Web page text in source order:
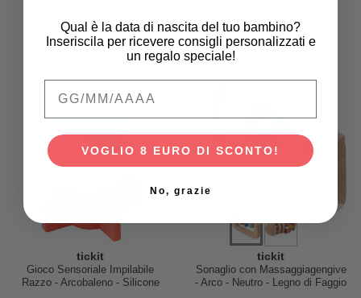
tickit
Gioco Sensoriale Impilabile
Razzo - Arcobaleno - Silicone
tickit
Sonaglio con Massaggiagengive
- Arco - Neutro - Legno di Faggio
Qual è la data di nascita del tuo bambino?
Inseriscila per ricevere consigli personalizzati e
un regalo speciale!
VOGLIO 8 EURO DI SCONTO!
No, grazie